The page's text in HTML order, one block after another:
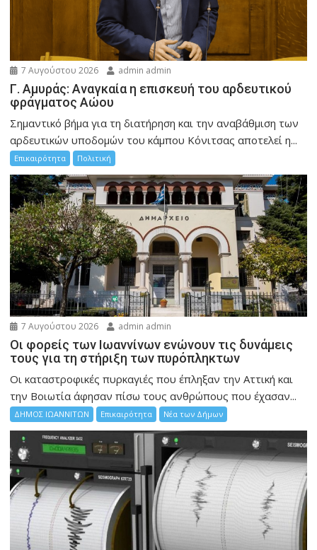
7 Αυγούστου 2026 admin admin
Γ. Αμυράς: Αναγκαία η επισκευή του αρδευτικού
φράγματος Αώου
Σημαντικό βήμα για τη διατήρηση και την αναβάθμιση των
αρδευτικών υποδομών του κάμπου Κόνιτσας αποτελεί η...
Επικαιρότητα Πολιτική
7 Αυγούστου 2026 admin admin
Οι φορείς των Ιωαννίνων ενώνουν τις δυνάμεις
τους για τη στήριξη των πυρόπληκτων
Οι καταστροφικές πυρκαγιές που έπληξαν την Αττική και
την Bοιωτία άφησαν πίσω τους ανθρώπους που έχασαν...
ΔΗΜΟΣ ΙΩΑΝΝΙΤΩΝ Επικαιρότητα Νέα των Δήμων